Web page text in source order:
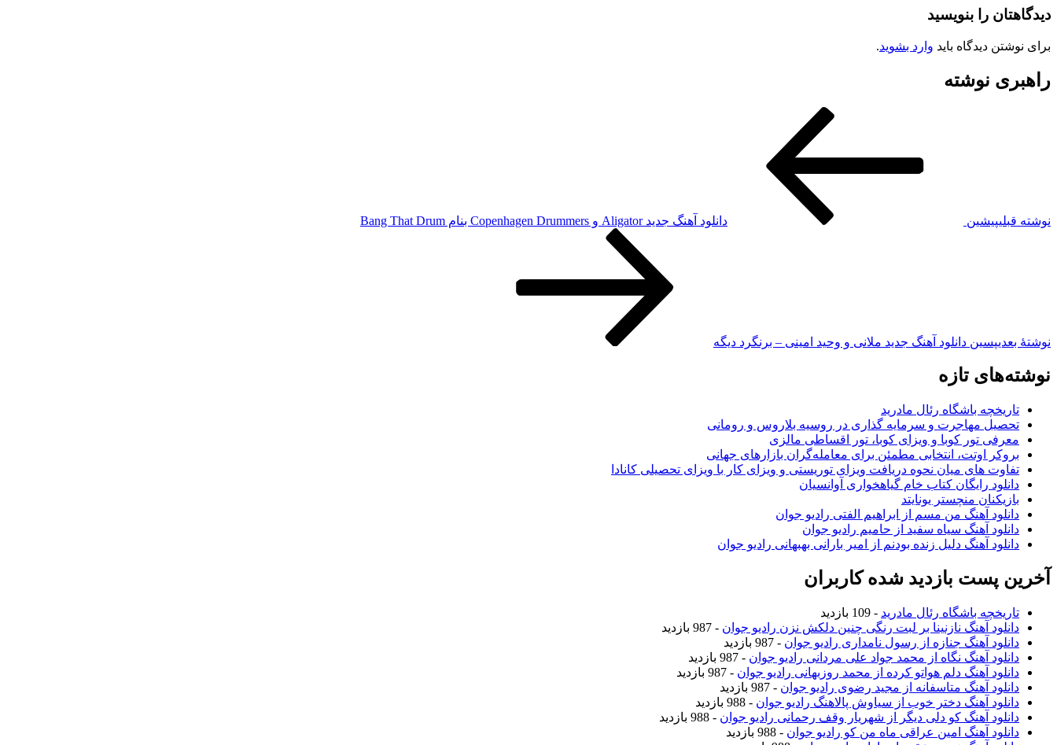
دیدگاهتان را بنویسید
برای نوشتن دیدگاه باید وارد بشوید.
راهبری نوشته
نوشته قبلیپیشین دانلود آهنگ جدید Aligator و Copenhagen Drummers بنام Bang That Drum
نوشته‌ٔ بعدیپسین دانلود آهنگ جدید ملانی و وحید امینی – برنگرد دیگه
نوشته‌های تازه
تاریخچه باشگاه رئال مادرید
تحصیل مهاجرت و سرمایه گذاری در روسیه بلاروس و رومانی
معرفی تور کوبا و ویزای کوبا، تور اقساطی مالزی
بروکر اوتت، انتخابی مطمئن برای معامله‌گران بازارهای جهانی
تفاوت های میان نحوه دریافت ویزای توریستی و ویزای کار با ویزای تحصیلی کانادا
دانلود رایگان کتاب خام گیاهخواری آوانسیان
بازیکنان منچستر یونایتد
دانلود آهنگ من مسم از ابراهیم الفتی رادیو جوان
دانلود آهنگ سیاه سفید از حامیم رادیو جوان
دانلود آهنگ دلیل زنده بودنم از امیر بارانی بهبهانی رادیو جوان
آخرین پست بازدید شده کاربران
تاریخچه باشگاه رئال مادرید - 109 بازدید
دانلود آهنگ نازنینا بر لبت رنگی چنین دلکش نزن رادیو جوان - 987 بازدید
دانلود آهنگ جنازه از رسول نامداری رادیو جوان - 987 بازدید
دانلود آهنگ نگاه از محمد جواد علی مردانی رادیو جوان - 987 بازدید
دانلود آهنگ دلم هواتو کرده از محمد روزبهانی رادیو جوان - 987 بازدید
دانلود آهنگ متاسفانه از مجید رضوی رادیو جوان - 987 بازدید
دانلود آهنگ دختر خوب از سیاوش پالاهنگ رادیو جوان - 988 بازدید
دانلود آهنگ کو دلی دیگر از شهریار وقف رحمانی رادیو جوان - 988 بازدید
دانلود آهنگ امین عراقی ماه من کو رادیو جوان - 988 بازدید